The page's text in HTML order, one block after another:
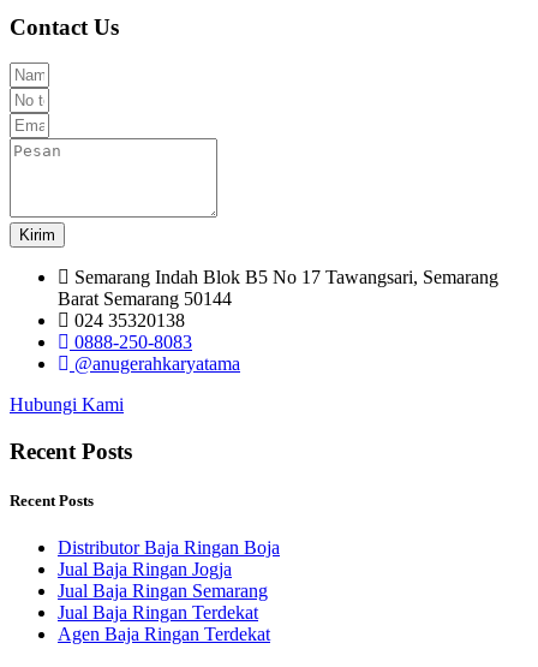
Contact Us
Kirim
Semarang Indah Blok B5 No 17 Tawangsari, Semarang
Barat Semarang 50144
024 35320138
0888-250-8083
@anugerahkaryatama
Hubungi Kami
Recent Posts
Recent Posts
Distributor Baja Ringan Boja
Jual Baja Ringan Jogja
Jual Baja Ringan Semarang
Jual Baja Ringan Terdekat
Agen Baja Ringan Terdekat